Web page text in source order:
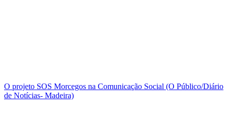
O projeto SOS Morcegos na Comunicação Social (O Público/Diário
de Notícias- Madeira)